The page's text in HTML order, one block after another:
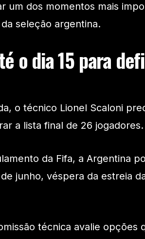
um dos momentos mais
seleção argentina.
o dia 15 para
o técnico Lionel Scaloni
a lista final de 26 jogadores.
da Fifa, a Argentina
junho, véspera da estreia
técnica avalie opções